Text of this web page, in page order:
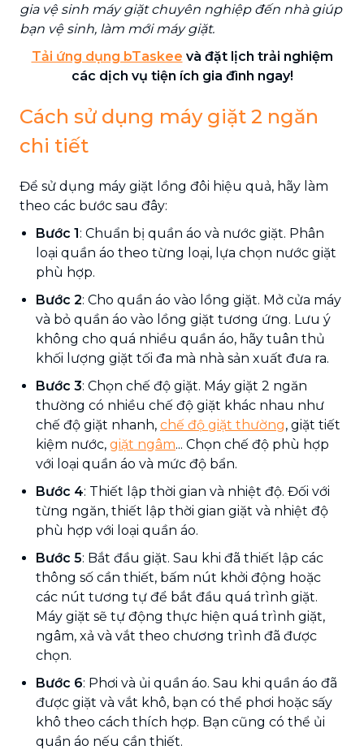
gia vệ sinh máy giặt chuyên nghiệp đến nhà giúp
bạn vệ sinh, làm mới máy giặt.
Tải ứng dụng bTaskee và đặt lịch trải nghiệm
các dịch vụ tiện ích gia đình ngay!
Cách sử dụng máy giặt 2 ngăn
chi tiết
Để sử dụng máy giặt lồng đôi hiệu quả, hãy làm
theo các bước sau đây:
Bước 1: Chuẩn bị quần áo và nước giặt. Phân
loại quần áo theo từng loại, lựa chọn nước giặt
phù hợp.
Bước 2: Cho quần áo vào lồng giặt. Mở cửa máy
và bỏ quần áo vào lồng giặt tương ứng. Lưu ý
không cho quá nhiều quần áo, hãy tuân thủ
khối lượng giặt tối đa mà nhà sản xuất đưa ra.
Bước 3: Chọn chế độ giặt. Máy giặt 2 ngăn
thường có nhiều chế độ giặt khác nhau như
chế độ giặt nhanh, chế độ giặt thường, giặt tiết
kiệm nước, giặt ngâm... Chọn chế độ phù hợp
với loại quần áo và mức độ bẩn.
Bước 4: Thiết lập thời gian và nhiệt độ. Đối với
từng ngăn, thiết lập thời gian giặt và nhiệt độ
phù hợp với loại quần áo.
Bước 5: Bắt đầu giặt. Sau khi đã thiết lập các
thông số cần thiết, bấm nút khởi động hoặc
các nút tương tự để bắt đầu quá trình giặt.
Máy giặt sẽ tự động thực hiện quá trình giặt,
ngâm, xả và vắt theo chương trình đã được
chọn.
Bước 6: Phơi và ủi quần áo. Sau khi quần áo đã
được giặt và vắt khô, bạn có thể phơi hoặc sấy
khô theo cách thích hợp. Bạn cũng có thể ủi
quần áo nếu cần thiết.